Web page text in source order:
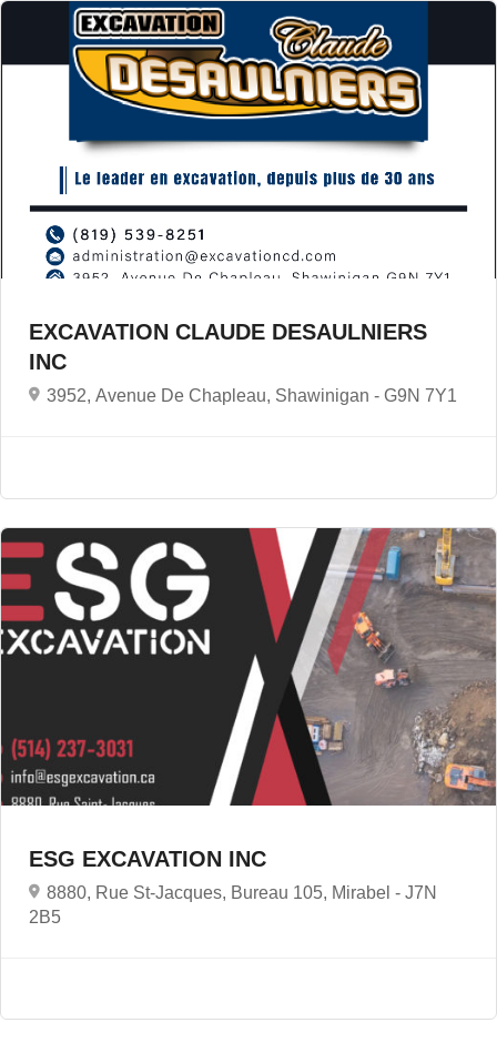
EXCAVATION CLAUDE DESAULNIERS
INC
3952, Avenue De Chapleau, Shawinigan - G9N 7Y1
ESG EXCAVATION INC
8880, Rue St-Jacques, Bureau 105, Mirabel - J7N
2B5